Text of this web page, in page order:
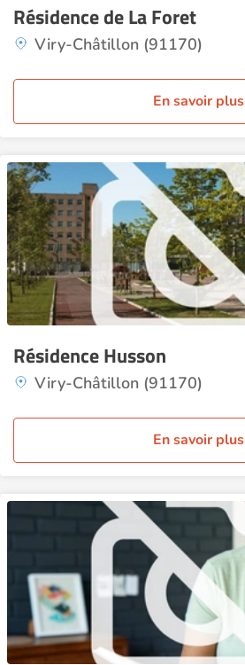
Résidence de La Foret
Viry-Châtillon (91170)
En savoir plus
Résidence Husson
Viry-Châtillon (91170)
En savoir plus